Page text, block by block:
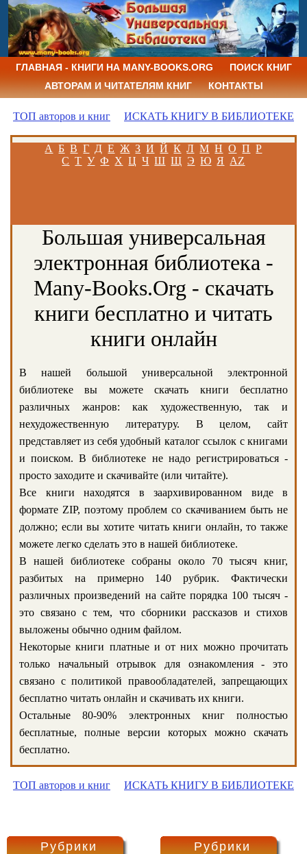
ГЛАВНАЯ - КНИГИ НА MANY-BOOKS.ORG
ПОИСК КНИГ
АВТОРАМ И ЧИТАТЕЛЯМ КНИГ
КОНТАКТЫ
ТОП авторов и книг ИСКАТЬ КНИГУ В БИБЛИОТЕКЕ
А Б В Г Д Е Ж З И Й К Л М Н О П Р
С Т У Ф Х Ц Ч Ш Щ Э Ю Я AZ
Большая универсальная
электронная библиотека -
Many-Books.Org - скачать
книги бесплатно и читать
книги онлайн
В нашей большой универсальной электронной
библиотеке вы можете скачать книги бесплатно
различных жанров: как художественную, так и
нехудожественную литературу. В целом, сайт
представляет из себя удобный каталог ссылок с книгами
и поиском. В библиотеке не надо регистрироваться -
просто заходите и скачивайте (или читайте).
Все книги находятся в заархивированном виде в
формате ZIP, поэтому проблем со скачиванием быть не
должно; если вы хотите читать книги онлайн, то также
можете легко сделать это в нашей библиотеке.
В нашей библиотеке собраны около 70 тысяч книг,
разбитых на примерно 140 рубрик. Фактически
различных произведений на сайте порядка 100 тысяч -
это связано с тем, что сборники рассказов и стихов
выложены обычно одним файлом.
Некоторые книги платные и от них можно прочитать
только начальный отрывок для ознакомления - это
связано с политикой правообладателей, запрещающих
бесплатно читать онлайн и скачивать их книги.
Остальные 80-90% электронных книг полностью
бесплатные, полные версии которых можно скачать
бесплатно.
ТОП авторов и книг ИСКАТЬ КНИГУ В БИБЛИОТЕКЕ
Рубрики Рубрики